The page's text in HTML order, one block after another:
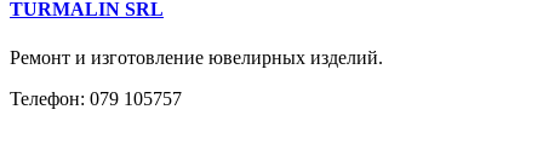
TURMALIN SRL
Ремонт и изготовление ювелирных изделий.
Телефон: 079 105757